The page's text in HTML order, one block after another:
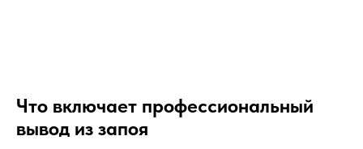
Что включает профессиональный
вывод из запоя